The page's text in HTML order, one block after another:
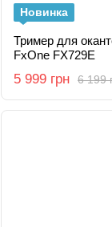
Новинка
Тример для
FxOne FX729E
6 199
5 999 грн